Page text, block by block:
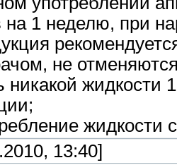
на 1 неделю, при
не
жидкости
жидкости
13:40]